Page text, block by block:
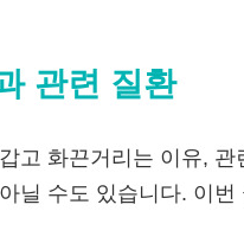
관련 질환
고 화끈거리는 이유,
닐 수도 있습니다. 이